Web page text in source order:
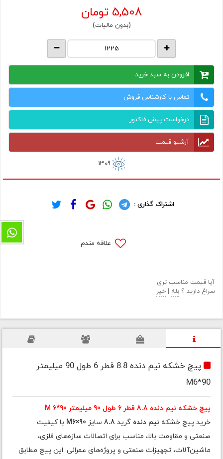
5,508 تومان
(بدون مالیات)
افزودن به سبد خرید
تماس با کارشناس فروش
درخواست پیش فاکتور
آرشیو قیمت
1309
اشتراک گذاری :
علاقه مندم
آیا قیمت مناسب تری
سراغ دارید ؟ بله | خیر
پیچ خشکه نیم دنده 8.8 قطر 6 طول 90 میلیمتر
M6*90
پیچ خشکه نیم دنده 8.8 قطر 6 طول 90 میلیمتر M 6*90
خرید پیچ خشکه نیم دنده گرید 8.8 سایز M6×90 با کیفیت
صنعتی و مقاومت بالا، مناسب برای اتصالات سازه‌های فلزی،
ماشین‌آلات، تجهیزات صنعتی و پروژه‌های عمرانی. این پیچ مطابق